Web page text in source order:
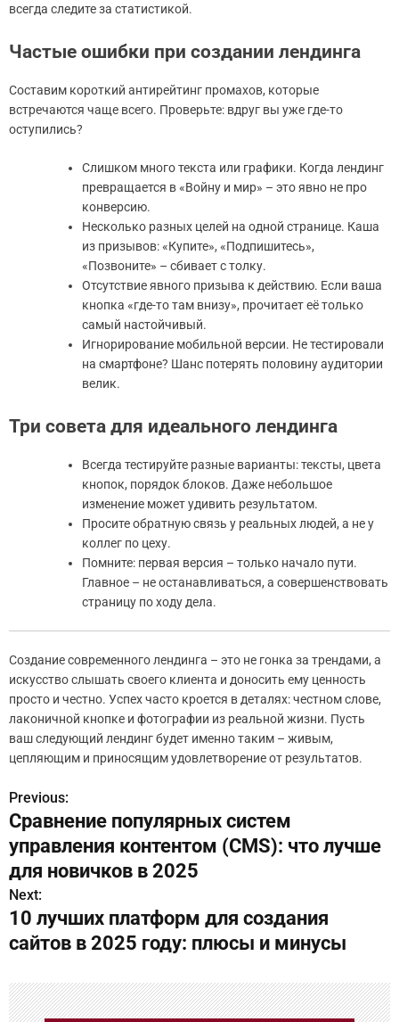
всегда следите за статистикой.
Частые ошибки при создании лендинга
Составим короткий антирейтинг промахов, которые
встречаются чаще всего. Проверьте: вдруг вы уже где-то
оступились?
Слишком много текста или графики. Когда лендинг
превращается в «Войну и мир» – это явно не про
конверсию.
Несколько разных целей на одной странице. Каша
из призывов: «Купите», «Подпишитесь»,
«Позвоните» – сбивает с толку.
Отсутствие явного призыва к действию. Если ваша
кнопка «где-то там внизу», прочитает её только
самый настойчивый.
Игнорирование мобильной версии. Не тестировали
на смартфоне? Шанс потерять половину аудитории
велик.
Три совета для идеального лендинга
Всегда тестируйте разные варианты: тексты, цвета
кнопок, порядок блоков. Даже небольшое
изменение может удивить результатом.
Просите обратную связь у реальных людей, а не у
коллег по цеху.
Помните: первая версия – только начало пути.
Главное – не останавливаться, а совершенствовать
страницу по ходу дела.
Создание современного лендинга – это не гонка за трендами, а
искусство слышать своего клиента и доносить ему ценность
просто и честно. Успех часто кроется в деталях: честном слове,
лаконичной кнопке и фотографии из реальной жизни. Пусть
ваш следующий лендинг будет именно таким – живым,
цепляющим и приносящим удовлетворение от результатов.
Н
а
в
и
г
ц
Previous:
Сравнение популярных систем
управления контентом (CMS): что лучше
для новичков в 2025
Next:
10 лучших платформ для создания
сайтов в 2025 году: плюсы и минусы